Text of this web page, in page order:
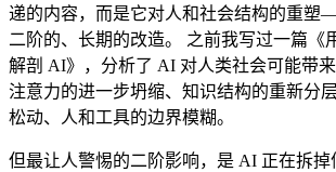
递的内容，而是它对人和社会结构的重塑
二阶的、长期的改造。 之前我写过一篇《
解剖 AI》，分析了 AI 对人类社会可能带来
注意力的进一步坍缩、知识结构的重新分
松动、人和工具的边界模糊。
但最让人警惕的二阶影响，是 AI 正在拆掉